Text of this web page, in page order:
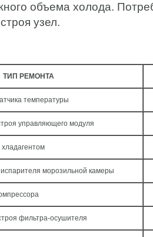
объема холода.
узел.
ТИП РЕМОНТА
температуры
управляющего модуля
морозильной камеры
фильтра-осушителя